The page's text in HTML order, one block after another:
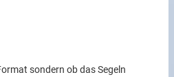
sondern ob das Segeln